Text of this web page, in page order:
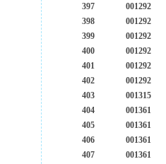
397
001292
398
001292
399
001292
400
001292
401
001292
402
001292
403
001315
404
001361
405
001361
406
001361
407
001361